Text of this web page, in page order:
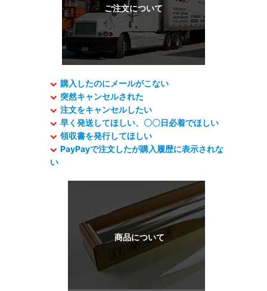
購入したのにメールがこない
突然キャンセルされた
注文をキャンセルしたい
早く発送してほしい、〇〇日必着でほしい
領収書を発行してほしい
PayPayで注文したが購入履歴に表示されな
い